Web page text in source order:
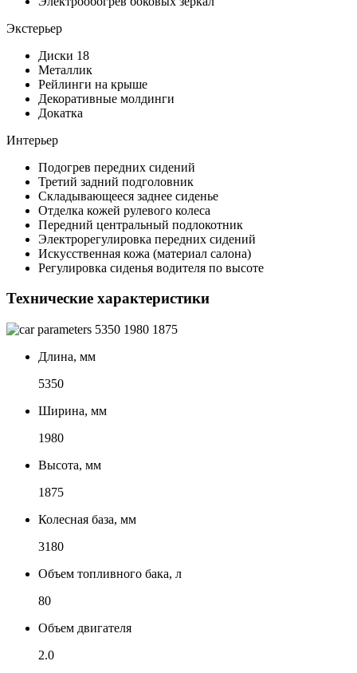
Экстерьер
Диски 18
Металлик
Рейлинги на крыше
Декоративные молдинги
Докатка
Интерьер
Подогрев передних сидений
Третий задний подголовник
Складывающееся заднее сиденье
Отделка кожей рулевого колеса
Передний центральный подлокотник
Электрорегулировка передних сидений
Искусственная кожа (материал салона)
Регулировка сиденья водителя по высоте
Технические характеристики
5350 1980 1875
Длина, мм
5350
Ширина, мм
1980
Высота, мм
1875
Колесная база, мм
3180
Объем топливного бака, л
80
Объем двигателя
2.0